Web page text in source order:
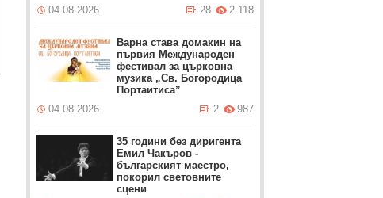
04.08.2026
2 118
28
Варна става домакин на
първия Международен
фестивал за църковна
музика „Св. Богородица
Портаитиса”
04.08.2026
987
2
35 години без диригента
Емил Чакъров -
българският маестро,
покорил световните
сцени